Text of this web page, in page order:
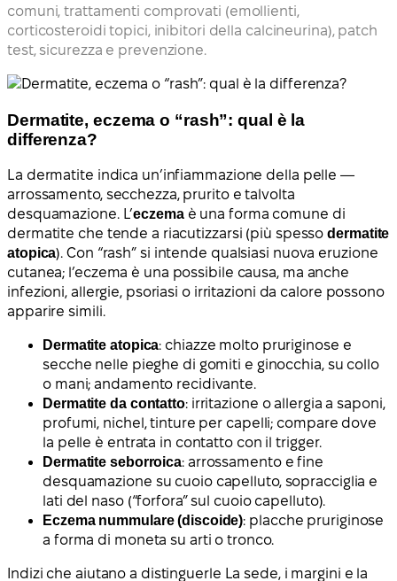
comuni, trattamenti comprovati (emollienti,
corticosteroidi topici, inibitori della calcineurina), patch
test, sicurezza e prevenzione.
Dermatite, eczema o “rash”: qual è la
differenza?
La dermatite indica un’infiammazione della pelle —
arrossamento, secchezza, prurito e talvolta
desquamazione. L’eczemaè una forma comune di
dermatite che tende a riacutizzarsi (più spessodermatite
atopica). Con “rash” si intende qualsiasi nuova eruzione
cutanea; l’eczema è una possibile causa, ma anche
infezioni, allergie, psoriasi o irritazioni da calore possono
apparire simili.
Dermatite atopica: chiazze molto pruriginose e
secche nelle pieghe di gomiti e ginocchia, su collo
o mani; andamento recidivante.
Dermatite da contatto: irritazione o allergia a saponi,
profumi, nichel, tinture per capelli; compare dove
la pelle è entrata in contatto con il trigger.
Dermatite seborroica: arrossamento e fine
desquamazione su cuoio capelluto, sopracciglia e
lati del naso (“forfora” sul cuoio capelluto).
Eczema nummulare (discoide): placche pruriginose
a forma di moneta su arti o tronco.
Indizi che aiutano a distinguerle La sede, i margini e la